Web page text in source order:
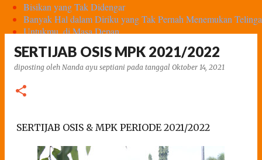
Bisikan yang Tak Didengar
Banyak Hal dalam Diriku yang Tak Pernah Menemukan Telinga
Untukmu, di Masa Depan
Sang Kala
Pada Sebuah Hening
Kisah yang Akhirnya Didengar
Seberapa Pantas
The Rogue Hero
SERTIJAB OSIS MPK 2021/2022
diposting oleh Nanda ayu septiani pada tanggal Oktober 14, 2021
SERTIJAB OSIS & MPK PERIODE 2021/2022